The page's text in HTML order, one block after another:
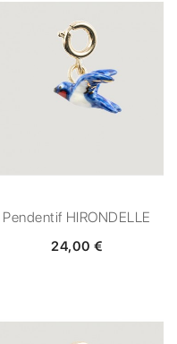
Pendentif HIRONDELLE
24,00 €